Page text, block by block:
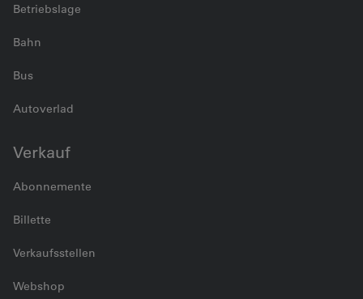
Betriebslage
Bahn
Bus
Autoverlad
Verkauf
Abonnemente
Billette
Verkaufsstellen
Webshop